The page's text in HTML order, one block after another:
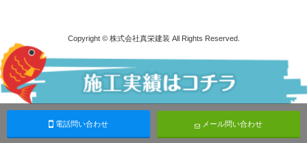
Copyright © 株式会社真栄建装 All Rights Reserved.
電話問い合わせ メール問い合わせ